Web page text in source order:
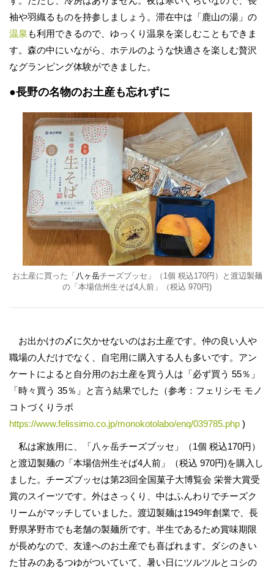
袖や羽織るものを持参しましょう。滞在中は「鹿山の湯」の
温泉 も利用できるので、ゆっくり温泉を楽しむこともできま
す。森の中にいながら、ホテルのような快適さを楽しむ贅沢
なグランピング体験ができました。
●長野の名物のお土産も忘れずに
お土産に買った「 八ヶ岳チーズブッセ」（1個 税込170円）と渡辺製麺
の「本場信州生そば4人前」（税込 970円)
お出かけの〆に欠かせないのはお土産です。仲の良い人や
職場の人だけでなく、自宅用に購入する人も多いです。アン
ケートによると自分用のお土産を買う人は「必ず買う 55％」
「時々買う 35％」と言う結果でした（参考：フェリシモ モノ
コトづくりラボ
https://www.felissimo.co.jp/monokotolabo/enq/039785.php )
私は家族用に、「八ヶ岳チーズブッセ」（1個 税込170円）
と渡辺製麺の「本場信州生そば4人前」（税込 970円)を購入し
ました。チーズブッセは第23回全国菓子大博覧会 栄誉大賞受
賞のスイーツです。外はさっくり、中はふんわりでチーズク
リームがマッチしていました。渡辺製麺は1949年創業で、長
野県茅野市でも老舗の製麺所です。半生であるため賞味期限
が長めなので、友達へのお土産でも喜ばれます。ダシのきい
た甘みのあるつゆがついていて、暑い日にツルツルとコシの